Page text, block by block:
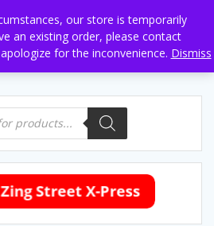
our store is temporarily
an existing order, please contact
for the inconvenience. Dismiss
to
content
Products
search